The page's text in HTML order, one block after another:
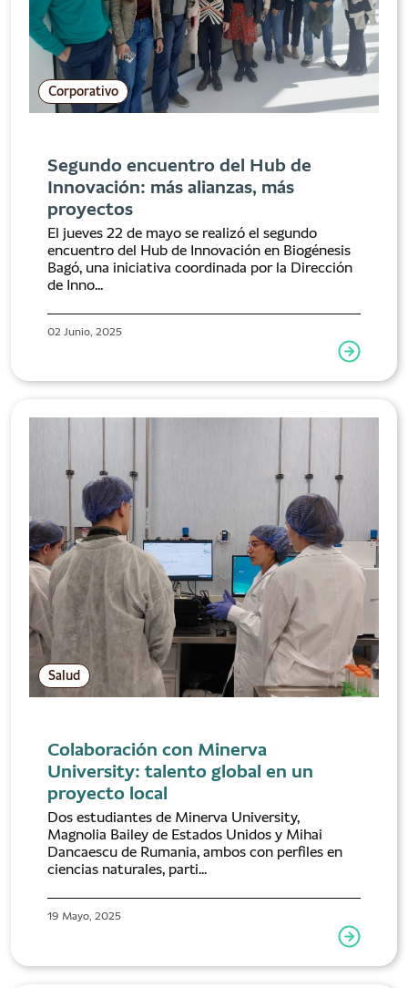
Corporativo
Segundo encuentro del Hub de
Innovación: más alianzas, más
proyectos
El jueves 22 de mayo se realizó el segundo
encuentro del Hub de Innovación en Biogénesis
Bagó, una iniciativa coordinada por la Dirección
de Inno...
02 Junio, 2025
Salud
Colaboración con Minerva
University: talento global en un
proyecto local
Dos estudiantes de Minerva University,
Magnolia Bailey de Estados Unidos y Mihai
Dancaescu de Rumania, ambos con perfiles en
ciencias naturales, parti...
19 Mayo, 2025